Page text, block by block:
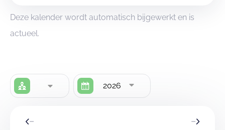
Deze kalender wordt automatisch bijgewerkt en is
actueel.
2026